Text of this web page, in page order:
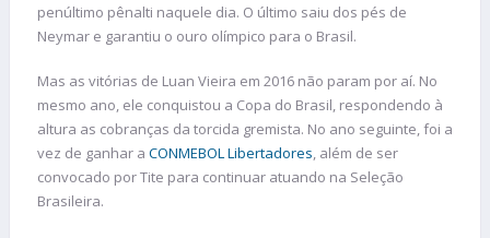
penúltimo pênalti naquele dia. O último saiu dos pés de
Neymar e garantiu o ouro olímpico para o Brasil.
Mas as vitórias de Luan Vieira em 2016 não param por aí. No
mesmo ano, ele conquistou a Copa do Brasil, respondendo à
altura as cobranças da torcida gremista. No ano seguinte, foi a
vez de ganhar a CONMEBOL Libertadores, além de ser
convocado por Tite para continuar atuando na Seleção
Brasileira.